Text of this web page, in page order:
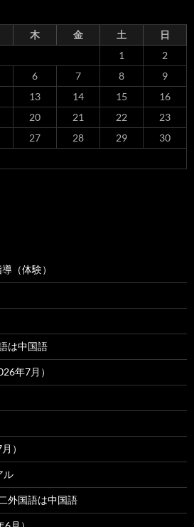
木 金 土
日
1
2
6 7 8
9
13 14 15
16
20 21 22
23
27 28 29
30
（体験）
は中国語
年7月）
）
ル
外国語は中国語